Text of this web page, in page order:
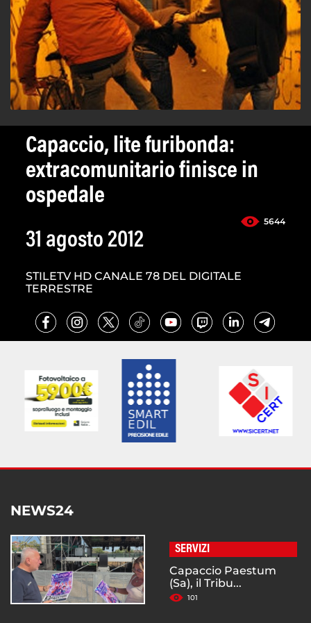
Capaccio, lite furibonda:
extracomunitario finisce in
ospedale
5644
31 agosto 2012
STILETV HD CANALE 78 DEL DIGITALE
TERRESTRE
NEWS24
SERVIZI
Capaccio Paestum
(Sa), il Tribu...
101